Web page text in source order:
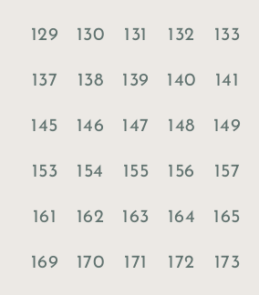
129 130 131 132 133
137 138 139 140 141
145 146 147 148 149
153 154 155 156 157
161 162 163 164 165
169 170 171 172 173